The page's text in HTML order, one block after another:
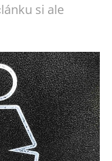
si ale